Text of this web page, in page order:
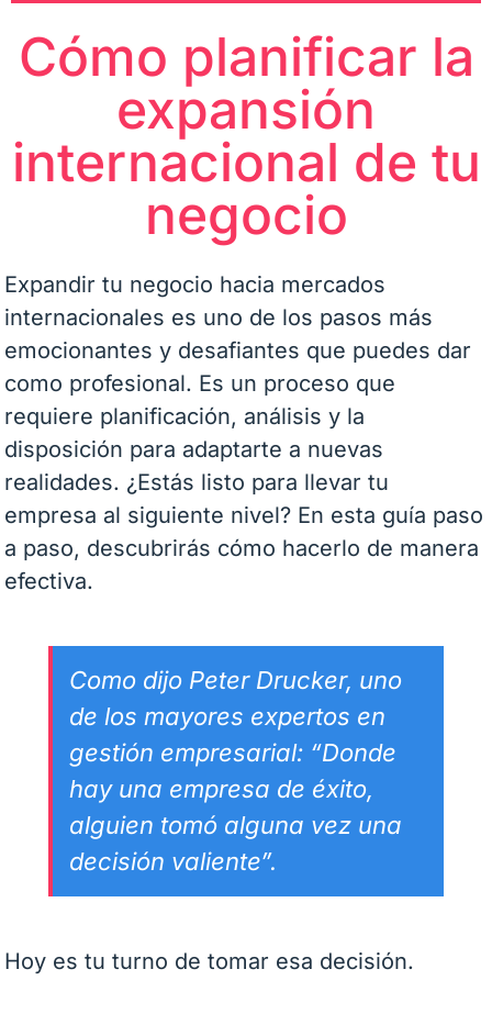
Cómo planificar la
expansión
internacional de tu
negocio
Expandir tu negocio hacia mercados
internacionales es uno de los pasos más
emocionantes y desafiantes que puedes dar
como profesional. Es un proceso que
requiere planificación, análisis y la
disposición para adaptarte a nuevas
realidades. ¿Estás listo para llevar tu
empresa al siguiente nivel? En esta guía paso
a paso, descubrirás cómo hacerlo de manera
efectiva.
Como dijo Peter Drucker, uno
de los mayores expertos en
gestión empresarial: “Donde
hay una empresa de éxito,
alguien tomó alguna vez una
decisión valiente”.
Hoy es tu turno de tomar esa decisión.